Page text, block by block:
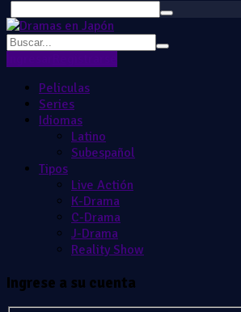
Peliculas
Series
Idiomas
Latino
Subespañol
Tipos
Live Actión
K-Drama
C-Drama
J-Drama
Reality Show
Ingrese a su cuenta